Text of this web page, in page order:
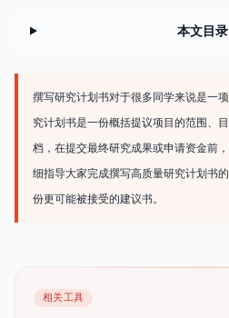
本文目录
撰写研究计划书对于很多同学来说是一
究计划书是一份概括提议项目的范围、
档，在提交最终研究成果或申请资金前
细指导大家完成撰写高质量研究计划书
份更可能被接受的建议书。
相关工具